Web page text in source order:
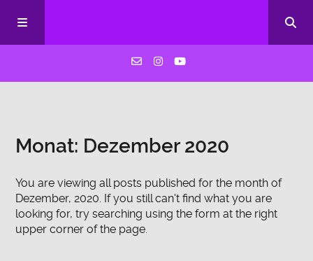
Über uns
Blog
Kontakt
Monat: Dezember 2020
You are viewing all posts published for the month of
Dezember, 2020. If you still can't find what you are
looking for, try searching using the form at the right
upper corner of the page.